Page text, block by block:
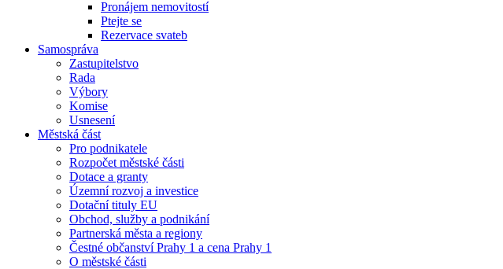
Pronájem nemovitostí
Ptejte se
Rezervace svateb
Samospráva
Zastupitelstvo
Rada
Výbory
Komise
Usnesení
Městská část
Pro podnikatele
Rozpočet městské části
Dotace a granty
Územní rozvoj a investice
Dotační tituly EU
Obchod, služby a podnikání
Partnerská města a regiony
Čestné občanství Prahy 1 a cena Prahy 1
O městské části